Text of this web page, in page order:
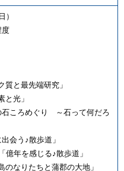
）
度
と最先端研究」
光」
ころめぐり ～石って何だろ
会う♪散歩道」
年を感じる♪散歩道」
なりたちと蒲郡の大地」